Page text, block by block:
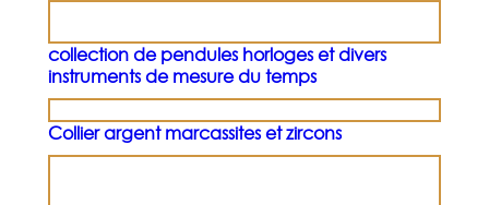
collection de pendules horloges et divers
instruments de mesure du temps
Collier argent marcassites et zircons